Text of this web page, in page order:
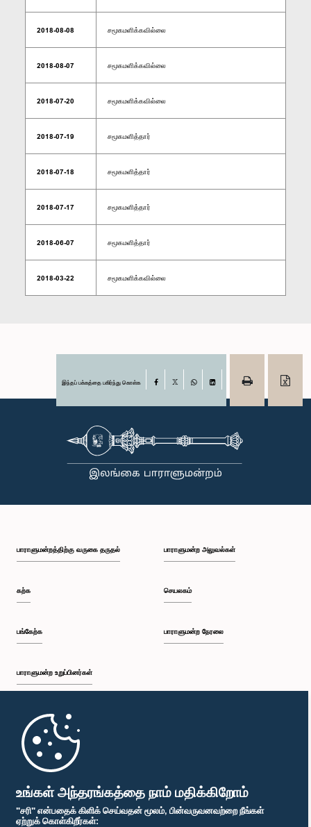
உங்கள் அந்தரங்கத்தை நாம் மதிக்கிறோம்
"சரி" என்பதைக் கிளிக் செய்வதன் மூலம், பின்வருவனவற்றை நீங்கள்
ஏற்றுக் கொள்கிறீர்கள்:
2018-08-08 சமூகமளிக்கவில்லை
2018-08-07 சமூகமளிக்கவில்லை
2018-07-20 சமூகமளிக்கவில்லை
2018-07-19 சமூகமளித்தார்
2018-07-18 சமூகமளித்தார்
2018-07-17 சமூகமளித்தார்
2018-06-07 சமூகமளித்தார்
2018-03-22 சமூகமளிக்கவில்லை
இந்தப் பக்கத்தை பகிர்ந்து கொள்க Facebook
பாராளுமன்றத்திற்கு வருகை தருதல்
கற்க
பங்கேற்க
பாராளுமன்ற உறுப்பினர்கள்
முதற்பக்கம்
பாராளுமன்ற அலுவல்கள்
செயலகம்
பாராளுமன்ற நேரலை
பாராளுமன்ற கையடக்க செயலி